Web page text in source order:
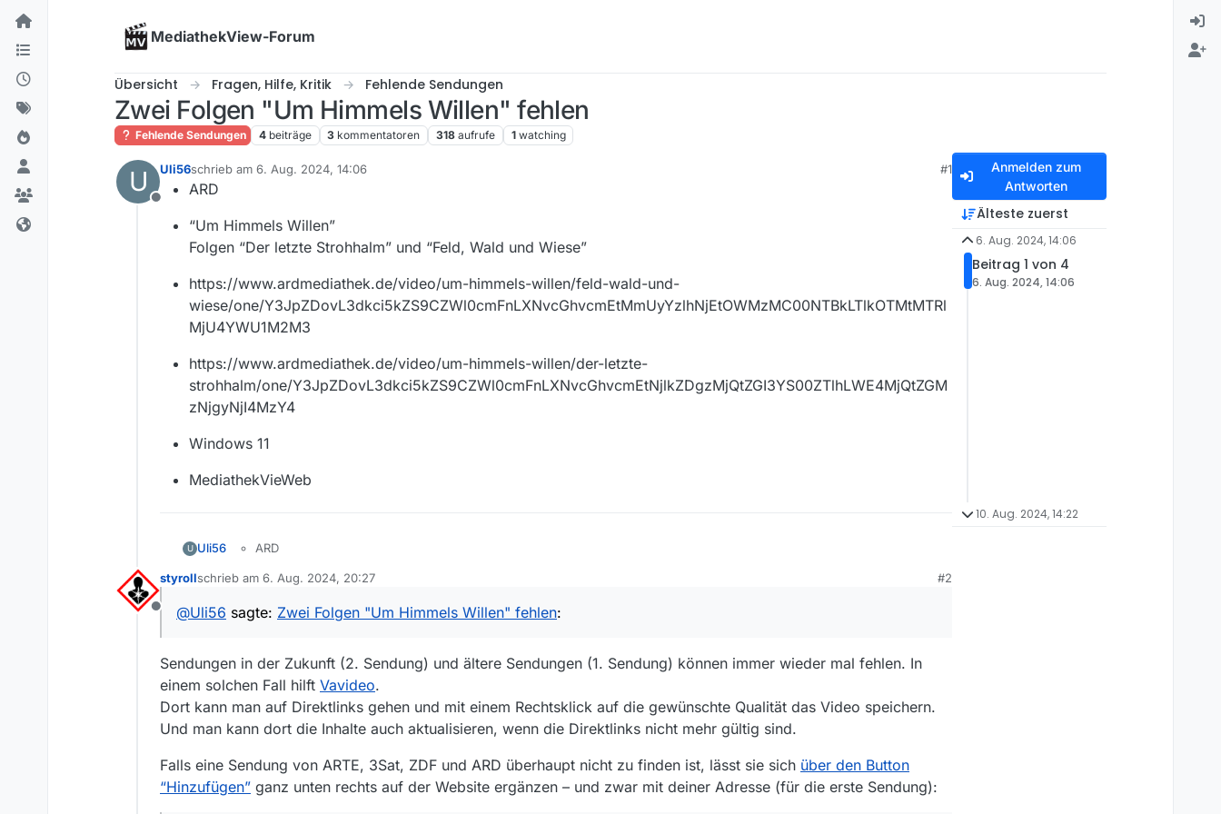
Skip to content
MediathekView-Forum
Übersicht Fragen, Hilfe, Kritik Fehlende Sendungen
Zwei Folgen "Um Himmels Willen" fehlen
Fehlende Sendungen 4 beiträge 3 kommentatoren 318 aufrufe 1 watching
U
Offline
Uli56schrieb am 6. Aug. 2024, 14:06
zuletzt editiert von
#1
ARD
“Um Himmels Willen”
Folgen “Der letzte Strohhalm” und “Feld, Wald und Wiese”
https://www.ardmediathek.de/video/um-himmels-willen/feld-wald-und-
wiese/one/Y3JpZDovL3dkci5kZS9CZWl0cmFnLXNvcGhvcmEtMmUyYzlhNjEtOWMzMC00NTBkLTlkOTMtMTRl
MjU4YWU1M2M3
https://www.ardmediathek.de/video/um-himmels-willen/der-letzte-
strohhalm/one/Y3JpZDovL3dkci5kZS9CZWl0cmFnLXNvcGhvcmEtNjlkZDgzMjQtZGI3YS00ZTlhLWE4MjQtZGM
zNjgyNjI4MzY4
Windows 11
MediathekVieWeb
U Uli56 ARD
“Um Himmels Willen”
M2M3
https://www.ardmediathek.de/video/um-himmels-willen/der-letzte-
strohhalm/one/Y3JpZDovL3dkci5kZS9CZWl0cmFnLXNvcGhvcmEtNjlkZDgzMjQtZGI3YS00ZTlhLWE4MjQtZGMzNjgyNjI4Mz
Y4
Windows 11
MediathekVieWeb
Offline
styrollschrieb am 6. Aug. 2024, 20:27
zuletzt editiert von
#2
@Uli56 sagte: Zwei Folgen "Um Himmels Willen" fehlen:
Sendungen in der Zukunft (2. Sendung) und ältere Sendungen (1. Sendung) können immer wieder mal fehlen. In
einem solchen Fall hilft Vavideo.
Dort kann man auf Direktlinks gehen und mit einem Rechtsklick auf die gewünschte Qualität das Video speichern.
Und man kann dort die Inhalte auch aktualisieren, wenn die Direktlinks nicht mehr gültig sind.
Falls eine Sendung von ARTE, 3Sat, ZDF und ARD überhaupt nicht zu finden ist, lässt sie sich über den Button
“Hinzufügen” ganz unten rechts auf der Website ergänzen – und zwar mit deiner Adresse (für die erste Sendung):
Anmelden zum
Antworten
Älteste zuerst
6. Aug. 2024, 14:06
Beitrag 1 von 4
6. Aug. 2024, 14:06
10. Aug. 2024, 14:22